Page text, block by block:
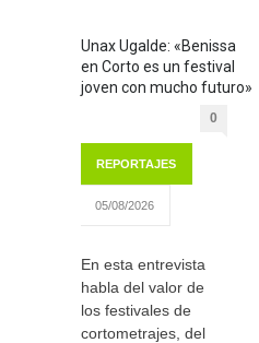
Unax Ugalde: «Benissa
en Corto es un festival
joven con mucho futuro»
0
REPORTAJES
05/08/2026
En esta entrevista
habla del valor de
los festivales de
cortometrajes, del